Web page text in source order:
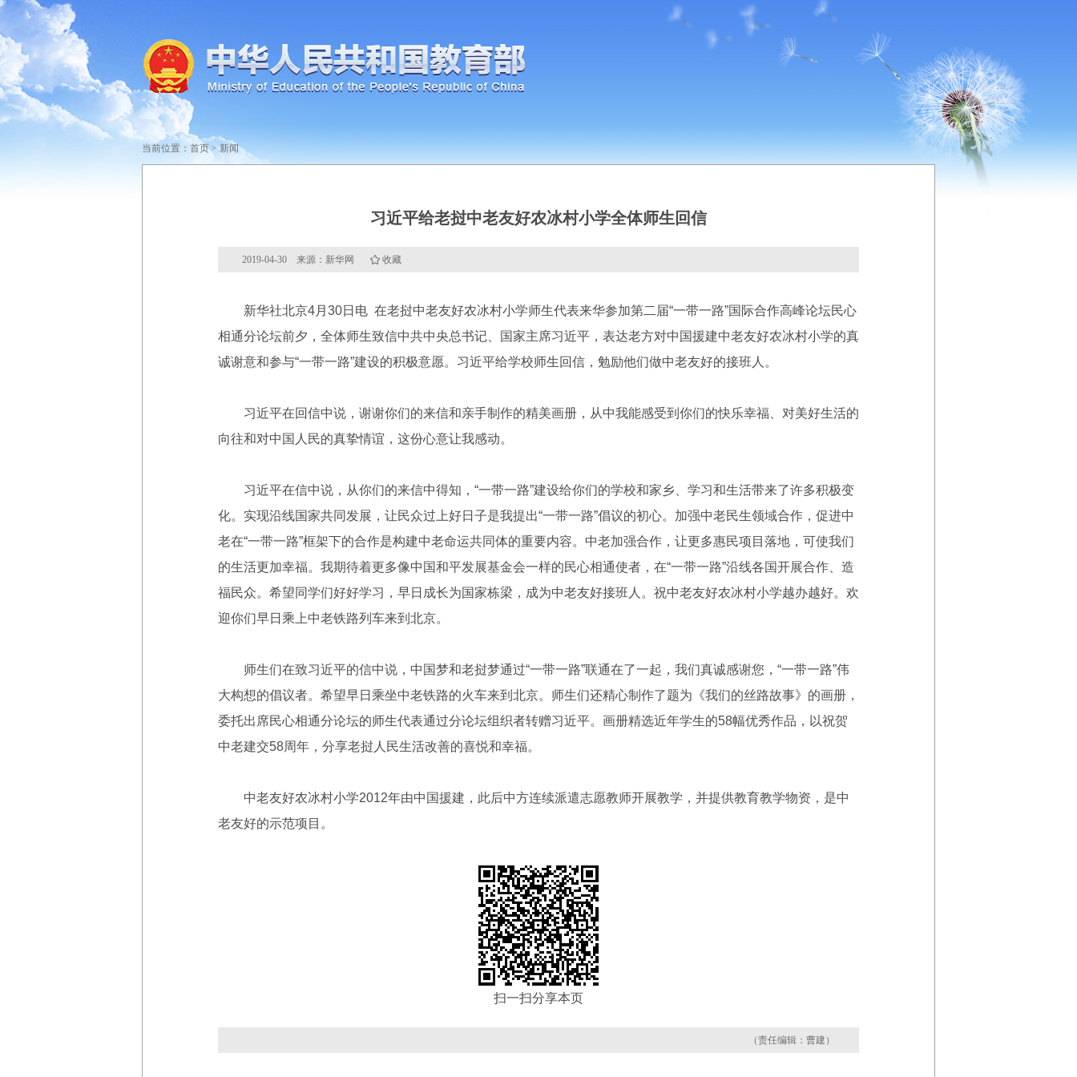
当前位置： 首页>新闻
习近平给老挝中老友好农冰村小学全体师生回信
2019-04-30 来源：新华网 收藏
新华社北京4月30日电 在老挝中老友好农冰村小学师生代表来华参加第二届“一带一路”国际合作高峰论坛民心
相通分论坛前夕，全体师生致信中共中央总书记、国家主席习近平，表达老方对中国援建中老友好农冰村小学的真
诚谢意和参与“一带一路”建设的积极意愿。习近平给学校师生回信，勉励他们做中老友好的接班人。
习近平在回信中说，谢谢你们的来信和亲手制作的精美画册，从中我能感受到你们的快乐幸福、对美好生活的
向往和对中国人民的真挚情谊，这份心意让我感动。
习近平在信中说，从你们的来信中得知，“一带一路”建设给你们的学校和家乡、学习和生活带来了许多积极变
化。实现沿线国家共同发展，让民众过上好日子是我提出“一带一路”倡议的初心。加强中老民生领域合作，促进中
老在“一带一路”框架下的合作是构建中老命运共同体的重要内容。中老加强合作，让更多惠民项目落地，可使我们
的生活更加幸福。我期待着更多像中国和平发展基金会一样的民心相通使者，在“一带一路”沿线各国开展合作、造
福民众。希望同学们好好学习，早日成长为国家栋梁，成为中老友好接班人。祝中老友好农冰村小学越办越好。欢
迎你们早日乘上中老铁路列车来到北京。
师生们在致习近平的信中说，中国梦和老挝梦通过“一带一路”联通在了一起，我们真诚感谢您，“一带一路”伟
大构想的倡议者。希望早日乘坐中老铁路的火车来到北京。师生们还精心制作了题为《我们的丝路故事》的画册，
委托出席民心相通分论坛的师生代表通过分论坛组织者转赠习近平。画册精选近年学生的58幅优秀作品，以祝贺
中老建交58周年，分享老挝人民生活改善的喜悦和幸福。
中老友好农冰村小学2012年由中国援建，此后中方连续派遣志愿教师开展教学，并提供教育教学物资，是中
老友好的示范项目。
扫一扫分享本页
（责任编辑：曹建）